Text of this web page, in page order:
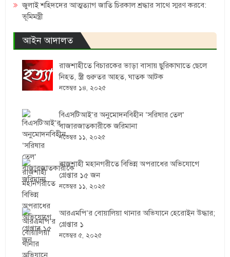
জুলাই শহিদদের আত্মত্যাগ জাতি চিরকাল শ্রদ্ধার সাথে স্মরণ করবে:
ভূমিমন্ত্রী
আইন আদালত
রাজশাহীতে বিচারকের ভাড়া বাসায় ছুরিকাঘাতে ছেলে
নিহত, স্ত্রী গুরুতর আহত, ঘাতক আটক
নভেম্বর ১৪, ২০২৫
বিএসটিআই’র অনুমোদনবিহীন ‘সরিষার তেল’
বাজারজাতকারীকে জরিমানা
নভেম্বর ১১, ২০২৫
রাজশাহী মহানগরীতে বিভিন্ন অপরাধের অভিযোগে
গ্রেপ্তার ১৫ জন
নভেম্বর ১১, ২০২৫
আরএমপি’র বোয়ালিয়া থানার অভিযানে হেরোইন উদ্ধার;
গ্রেপ্তার ১
নভেম্বর ৫, ২০২৫